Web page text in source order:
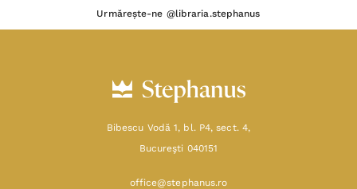
Urmărește-ne @libraria.stephanus
Bibescu Vodă 1, bl. P4, sect. 4,
Bucureşti 040151
office@stephanus.ro